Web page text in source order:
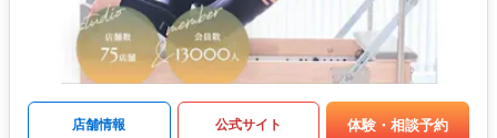
店舗情報 公式サイト 体験・相談予約